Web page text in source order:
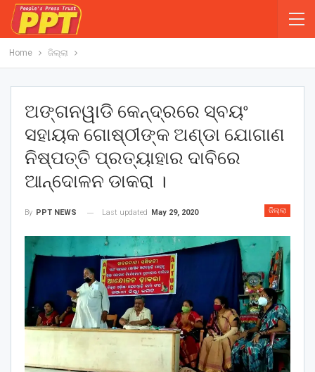
Home ଜିଲ୍ଲା
ଅଙ୍ଗନୱାଡି କେନ୍ଦ୍ରରେ ସ୍ବୟଂ
ସହାୟକ ଗୋଷ୍ଠୀଙ୍କ ଅଣ୍ଡା ଯୋଗାଣ
ନିଷ୍ପତ୍ତି ପ୍ରତ୍ୟାହାର ଦାବିରେ
ଆନ୍ଦୋଳନ ଡାକରା ।
ଜିଲ୍ଲା
By PPT NEWS Last updated May 29, 2020